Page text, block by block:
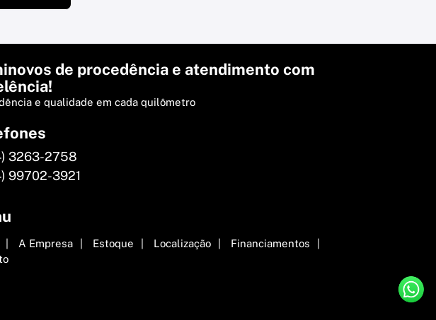
de procedência e atendimento com
e qualidade em cada quilômetro
3263-2758
99702-3921
A Empresa Estoque Localização
Financiamentos